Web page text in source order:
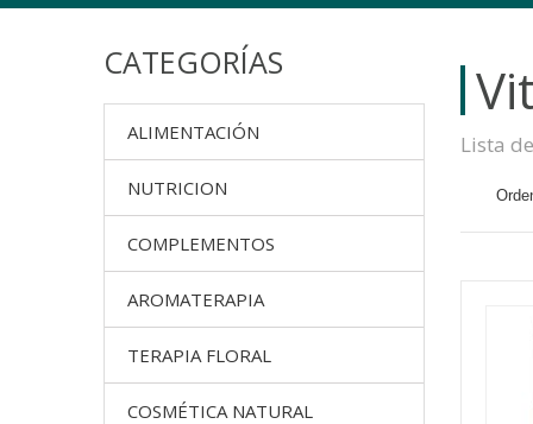
Lista
CATEGORÍAS
ALIMENTACIÓN
NUTRICION
COMPLEMENTOS
AROMATERAPIA
TERAPIA FLORAL
COSMÉTICA NATURAL